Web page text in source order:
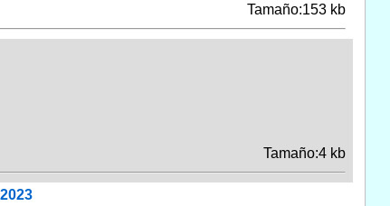
Tamaño:153 kb
Tamaño:4 kb